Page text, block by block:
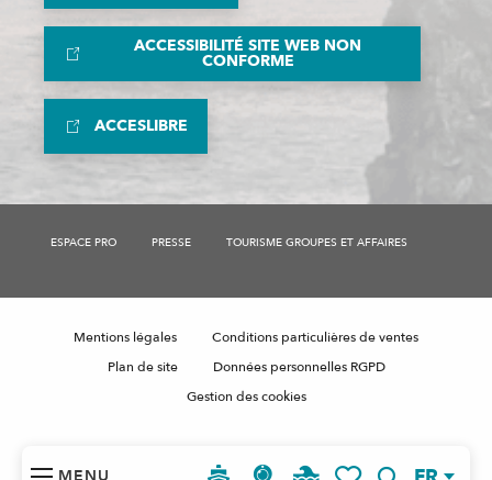
ACCESSIBILITÉ SITE WEB NON
CONFORME
ACCESLIBRE
ESPACE PRO PRESSE TOURISME GROUPES ET AFFAIRES
Mentions légales
Conditions particulières de ventes
Plan de site
Données personnelles RGPD
Gestion des cookies